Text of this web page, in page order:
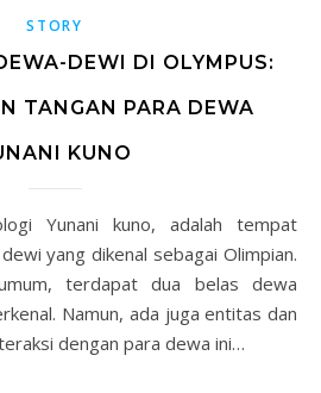
STORY
DEWI DI OLYMPUS:
TANGAN PARA DEWA
KUNO
yang dikenal sebagai Olimpian.
terdapat dua belas dewa
Namun, ada juga entitas dan
dengan para dewa ini…